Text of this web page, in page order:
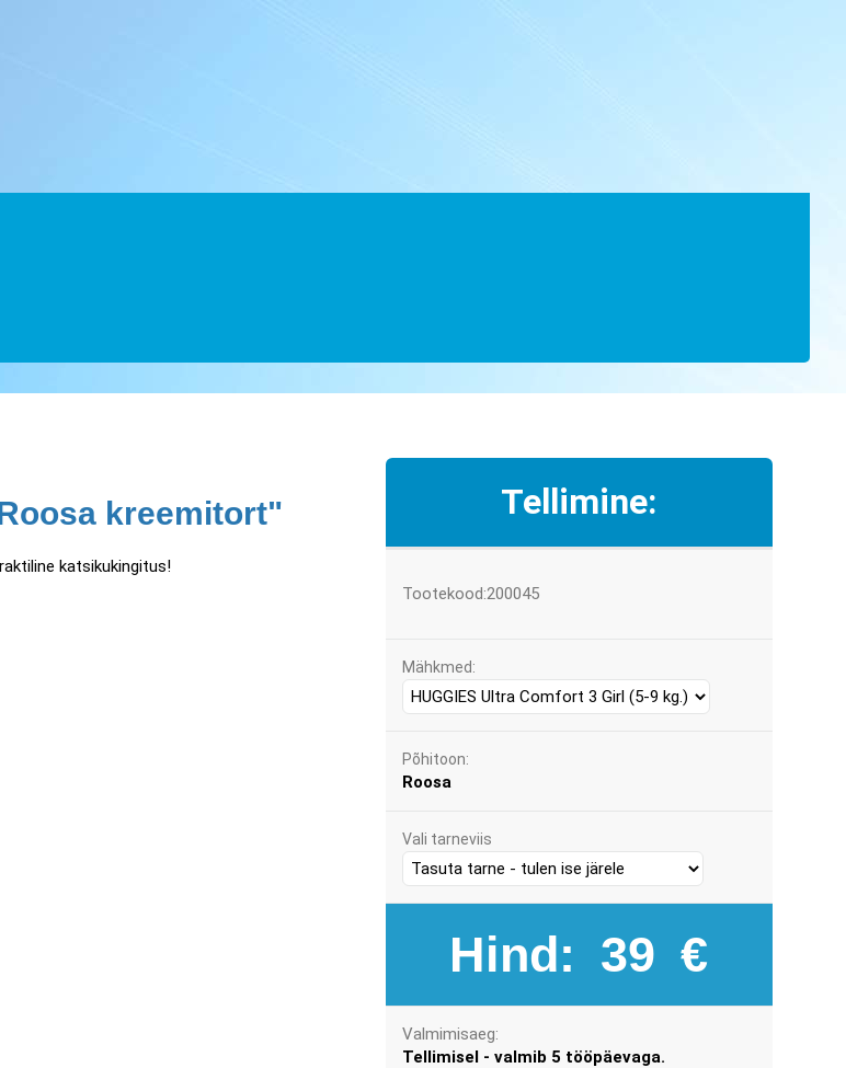
kreemitort"
katsikukingitus!
Tellimine:
Tootekood:200045
Mähkmed:
Põhitoon:
Roosa
Vali tarneviis
Hind: 39 €
Valmimisaeg:
Tellimisel - valmib 5 tööpäevaga.